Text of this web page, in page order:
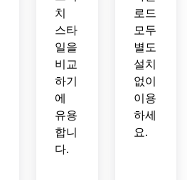
치
스타
일을
비교
하기
에
유용
합니
다.
로드
모두
별도
설치
없이
이용
하세
요.